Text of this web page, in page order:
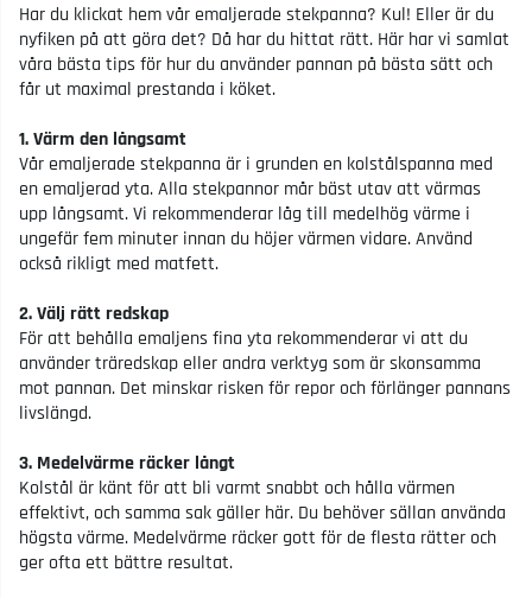
Har du klickat hem vår emaljerade stekpanna? Kul! Eller är du
nyfiken på att göra det? Då har du hittat rätt. Här har vi samlat
våra bästa tips för hur du använder pannan på bästa sätt och
får ut maximal prestanda i köket.
1. Värm den långsamt
Vår emaljerade stekpanna är i grunden en kolstålspanna med
en emaljerad yta. Alla stekpannor mår bäst utav att värmas
upp långsamt. Vi rekommenderar låg till medelhög värme i
ungefär fem minuter innan du höjer värmen vidare. Använd
också rikligt med matfett.
2. Välj rätt redskap
För att behålla emaljens fina yta rekommenderar vi att du
använder träredskap eller andra verktyg som är skonsamma
mot pannan. Det minskar risken för repor och förlänger pannans
livslängd.
3. Medelvärme räcker långt
Kolstål är känt för att bli varmt snabbt och hålla värmen
effektivt, och samma sak gäller här. Du behöver sällan använda
högsta värme. Medelvärme räcker gott för de flesta rätter och
ger ofta ett bättre resultat.